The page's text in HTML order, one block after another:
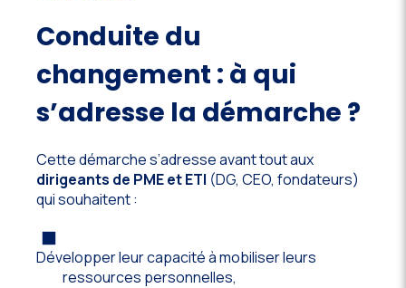
Conduite du
changement : à qui
s’adresse la démarche ?
Cette démarche s’adresse avant tout aux
dirigeants de PME et ETI (DG, CEO, fondateurs)
qui souhaitent :
Développer leur capacité à mobiliser leurs
ressources personnelles,